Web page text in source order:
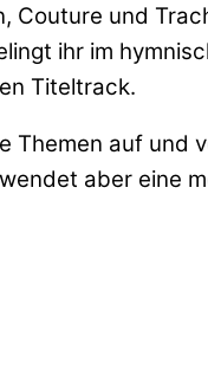
Couture und
ihr im
Titeltrack.
Themen auf und
aber eine